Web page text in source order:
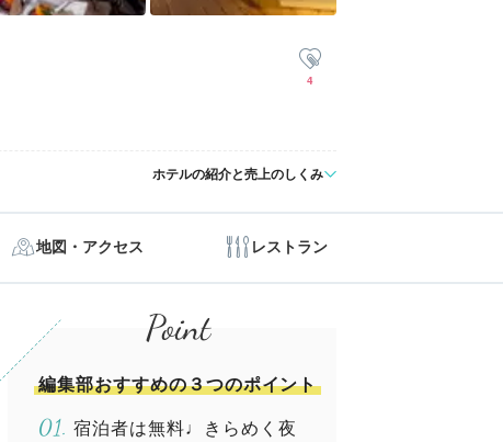
4
ホテルの紹介と売上のしくみ
地図・アクセス レストラン
編集部おすすめの３つのポイント
宿泊者は無料♩きらめく夜